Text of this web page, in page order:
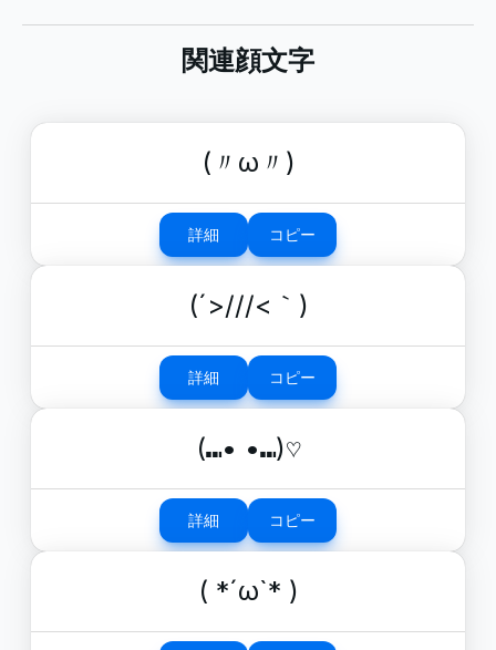
関連顔文字
(〃ω〃)
詳細 コピー
(´>///<｀)
詳細 コピー
(⑉• •⑉)♡
詳細 コピー
( *´ω`* )